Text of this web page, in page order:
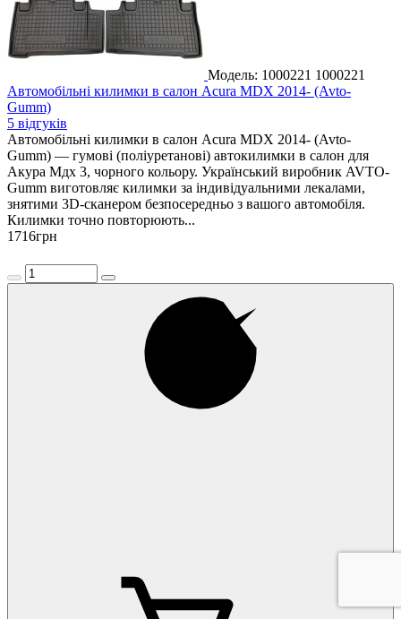
Модель: 1000221 1000221
Автомобільні килимки в салон Acura MDX 2014- (Avto-
Gumm)
5 відгуків
Автомобільні килимки в салон Acura MDX 2014- (Avto-
Gumm) — гумові (поліуретанові) автокилимки в салон для
Акура Мдх 3, чорного кольору. Український виробник AVTO-
Gumm виготовляє килимки за індивідуальними лекалами,
знятими 3D-сканером безпосередньо з вашого автомобіля.
Килимки точно повторюють...
1716грн